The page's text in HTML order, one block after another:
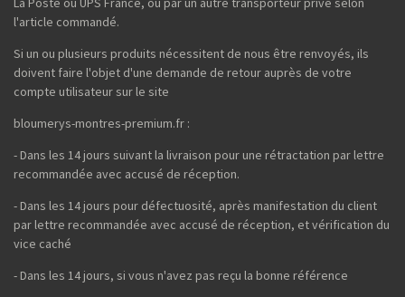
l'article commandé.
Si un ou plusieurs produits nécessitent de nous être renvoyés, ils
doivent faire l'objet d'une demande de retour auprès de votre
compte utilisateur sur le site
bloumerys-montres-premium.fr :
- Dans les 14 jours suivant la livraison pour une rétractation par lettre
recommandée avec accusé de réception.
- Dans les 14 jours pour défectuosité, après manifestation du client
par lettre recommandée avec accusé de réception, et vérification du
vice caché
- Dans les 14 jours, si vous n'avez pas reçu la bonne référence